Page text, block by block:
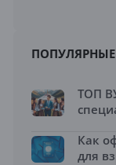
ТОП
Как
для